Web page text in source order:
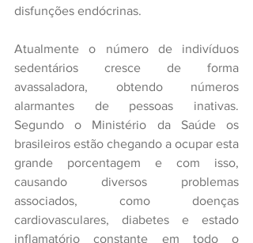
disfunções endócrinas.
Atualmente o número de indivíduos
sedentários cresce de forma
avassaladora, obtendo números
alarmantes de pessoas inativas.
Segundo o Ministério da Saúde os
brasileiros estão chegando a ocupar esta
grande porcentagem e com isso,
causando diversos problemas
associados, como doenças
cardiovasculares, diabetes e estado
inflamatório constante em todo o